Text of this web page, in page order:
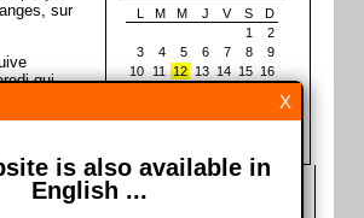
sur
qui
de
qui
L
M M J V S
D
1
2
3
4 5 6 7 8
9
10
11 12 13 14 15 16
Les prochaines fêtes et
jours fériés
X
is also available in
English ...